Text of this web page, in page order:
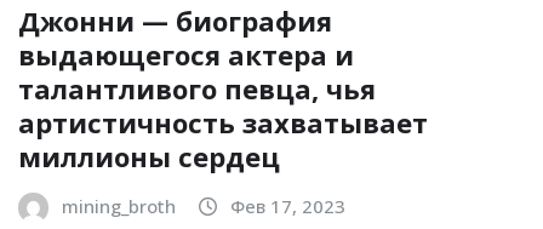
Джонни — биография
выдающегося актера и
талантливого певца, чья
артистичность захватывает
миллионы сердец
mining_broth Фев 17, 2023